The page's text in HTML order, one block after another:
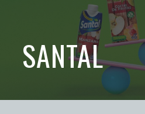
SANTAL